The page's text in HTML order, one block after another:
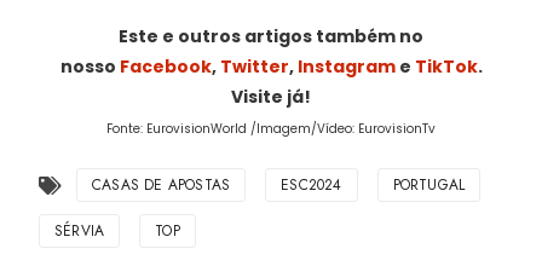
Este e outros artigos também no
nosso Facebook, Twitter, Instagrame TikTok.
Visite já!
Fonte: EurovisionWorld /Imagem/Vídeo: EurovisionTv
CASAS DE APOSTAS ESC2024 PORTUGAL
SÉRVIA TOP